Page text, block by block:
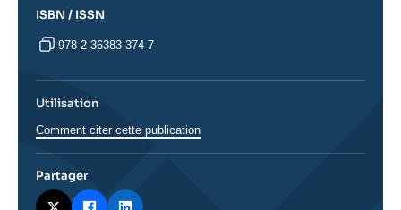
ISBN / ISSN
978-2-36383-374-7
Utilisation
Comment citer cette publication
Partager